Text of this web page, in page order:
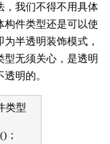
，我们不得不用具体
构件类型还是可以使
半透明装饰模式，
型无须关心，是透明
明的。
类型
；